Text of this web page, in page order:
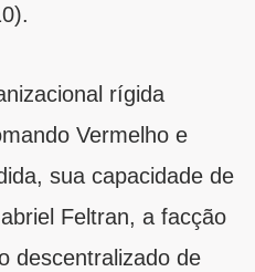
rígida
Vermelho e
sua capacidade de
Feltran, a facção
descentralizado de